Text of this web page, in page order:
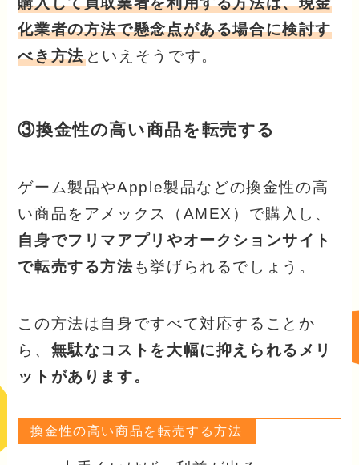
化業者の方法で懸念点がある場合に検討す
べき方法といえそうです。
③換金性の高い商品を転売する
ゲーム製品やApple製品などの換金性の高
い商品をアメックス（AMEX）で購入し、
自身でフリマアプリやオークションサイト
で転売する方法も挙げられるでしょう。
この方法は自身ですべて対応することか
ら、 無駄なコストを大幅に抑えられるメリ
ットがあります。
換金性の高い商品を転売する方法